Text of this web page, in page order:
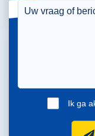
Ik ga